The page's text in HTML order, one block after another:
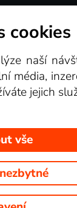
z pořadů
cookies
naší
jejich
vše